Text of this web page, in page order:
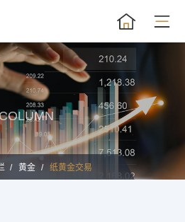
黄金 纸黄金交易